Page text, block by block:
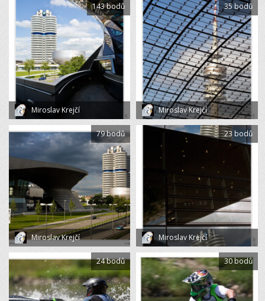
Miroslav Krejčí
143 bodů
Miroslav Krejčí
35 bodů
Miroslav Krejčí
79 bodů
Miroslav Krejčí
23 bodů
24 bodů 30 bodů